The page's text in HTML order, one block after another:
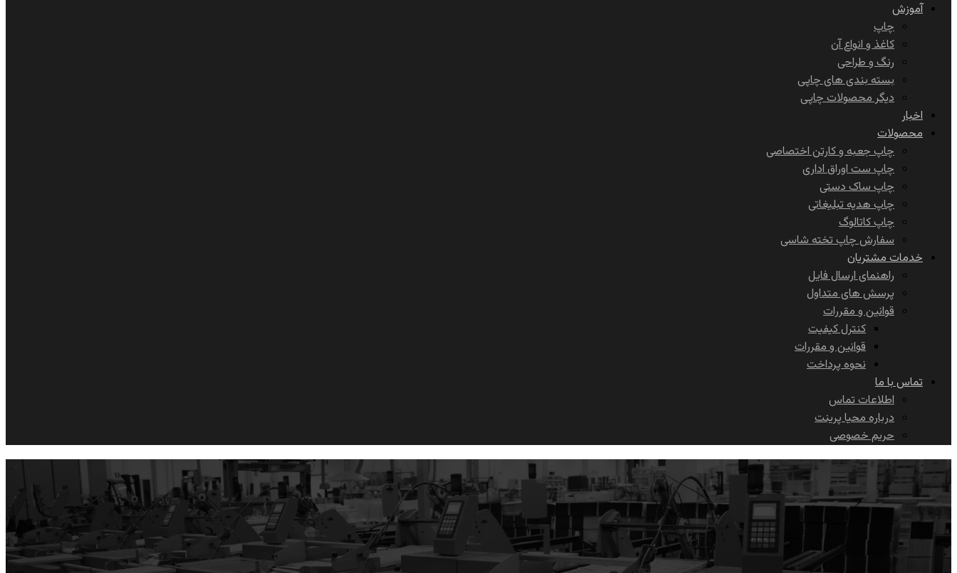
آموزش
چاپ
کاغذ و انواع آن
رنگ و طراحی
بسته بندی های چاپی
دیگر محصولات چاپی
اخبار
محصولات
چاپ جعبه و کارتن اختصاصی
چاپ ست اوراق اداری
چاپ ساک دستی
چاپ هدیه تبلیغاتی
چاپ کاتالوگ
سفارش چاپ تخته شاسی
خدمات مشتریان
راهنمای ارسال فایل
پرسش های متداول
قوانین و مقررات
کنترل کیفیت
قوانین و مقررات
نحوه پرداخت
تماس با ما
اطلاعات تماس
درباره محیا پرینت
حریم خصوصی